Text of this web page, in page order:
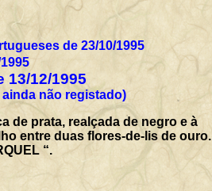
de 23/10/1995
13/12/1995
não registado)
de prata, realçada de negro e à
entre duas flores-de-lis de ouro.
“.